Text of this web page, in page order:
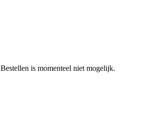
Bestellen is momenteel niet mogelijk.